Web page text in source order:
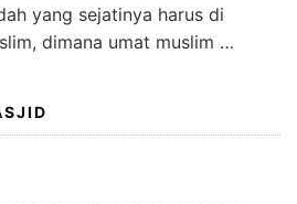
yang sejatinya harus di
dimana umat muslim …